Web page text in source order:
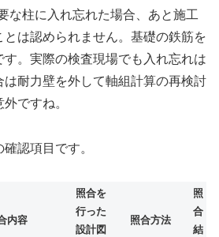
な柱に入れ忘れた場合、あと施工
は認められません。基礎の鉄筋を
。実際の検査現場でも入れ忘れは
は耐力壁を外して軸組計算の再検討
ですね。
認項目です。
内容
照合を
行った
設計図
照合方法
照
合
結